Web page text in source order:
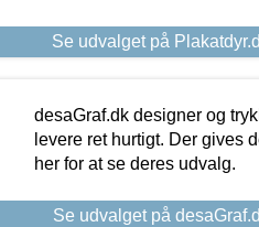
Se udvalget på
desaGraf.dk designer og
levere ret hurtigt. Der gives
her for at se deres udvalg.
Se udvalget på